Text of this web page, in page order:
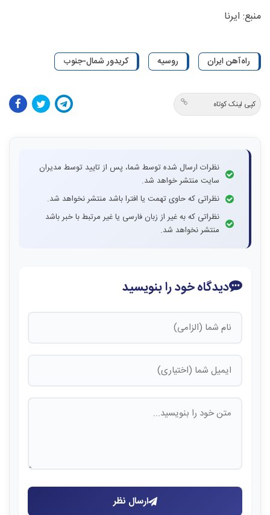
منبع: ایرنا
راه‌آهن ایران روسیه کریدور شمال-جنوب
کپی لینک کوتاه
نظرات ارسال شده توسط شما، پس از تایید توسط مدیران
سایت منتشر خواهد شد.
نظراتی که حاوی تهمت یا افترا باشد منتشر نخواهد شد.
نظراتی که به غیر از زبان فارسی یا غیر مرتبط با خبر باشد
منتشر نخواهد شد.
دیدگاه خود را بنویسید
ارسال نظر